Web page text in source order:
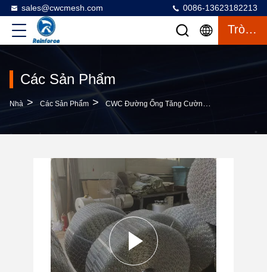
sales@cwcmesh.com 0086-13623182213
Trò Chuyện
Các Sản Phẩm
Nhà > Các Sản Phẩm > CWC Đường Ống Tăng Cường Lưới